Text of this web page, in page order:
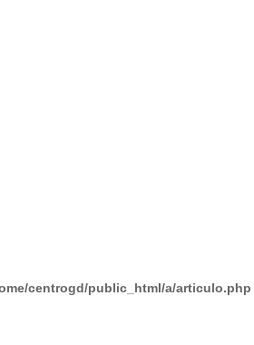
centrogd/public_html/a/articulo.php